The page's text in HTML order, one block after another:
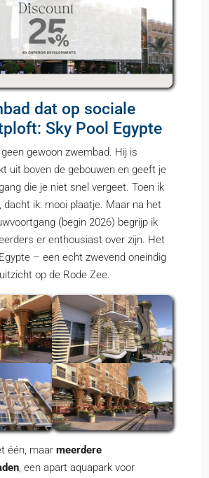
dat op sociale
Sky Pool Egypte
gewoon zwembad. Hij is
uit boven de gebouwen en geeft je
die je niet snel vergeet. Toen ik
dacht ik: mooi plaatje. Maar na het
(begin 2026) begrijp ik
er enthousiast over zijn. Het
– een echt zwevend oneindig
op de Rode Zee.
één, maar meerdere
, een apart aquapark voor